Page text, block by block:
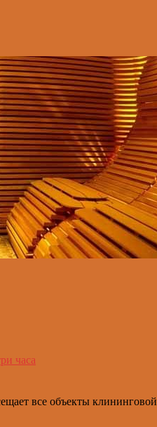
часа
все объекты